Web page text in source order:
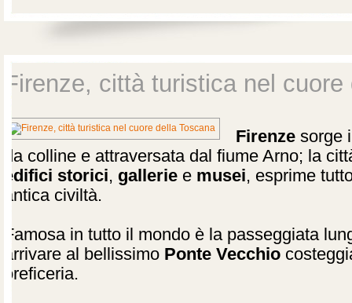
Firenze, città turistica nel cuore
Firenze sorge
da colline e attraversata dal fiume Arno; la
edifici storici, gallerie e musei, esprime
antica civiltà.
Famosa in tutto il mondo è la passeggiata
arrivare al bellissimo Ponte Vecchio
oreficeria.